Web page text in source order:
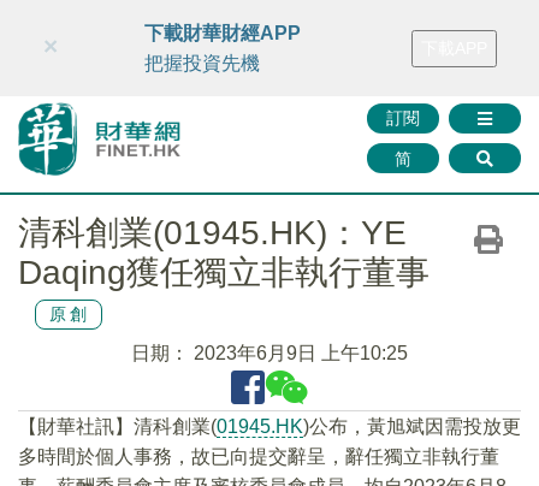
財華智庫網 FINTV FINMETA 財華證券 媒體矩陣
訂閱
简
×
下載財華財經APP
把握投資先機
清科創業(01945.HK)：YE
Daqing獲任獨立非執行董事
原創
日期： 2023年6月9日 上午10:25
【財華社訊】清科創業(01945.HK)公布，黃旭斌因需投放更
多時間於個人事務，故已向提交辭呈，辭任獨立非執行董